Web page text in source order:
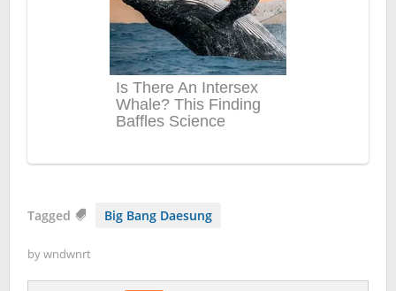
Tagged Big Bang Daesung
bywndwnrt